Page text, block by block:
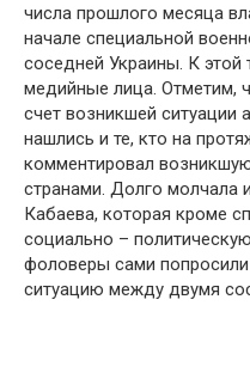
числа прошлого месяца
начале специальной
соседней Украины. К этой
медийные лица. Отметим,
счет возникшей
нашлись и те, кто на
комментировал
странами. Долго молчала
Кабаева, которая кроме
социально –
фоловеры сами
ситуацию между двумя